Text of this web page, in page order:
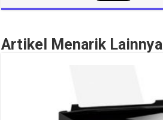
Artikel Menarik Lainnya